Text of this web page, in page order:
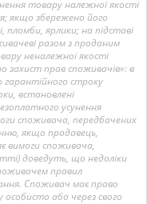
товару належної якості
якщо збережено його
пломби, ярлики; на підставі
разом з проданим
неналежної якості
захист прав споживачів»: в
гарантійного строку
встановлені
усунення
споживача, передбачених
якщо продавець,
вимоги споживача,
доведуть, що недоліки
правил
Споживач має право
або через свого